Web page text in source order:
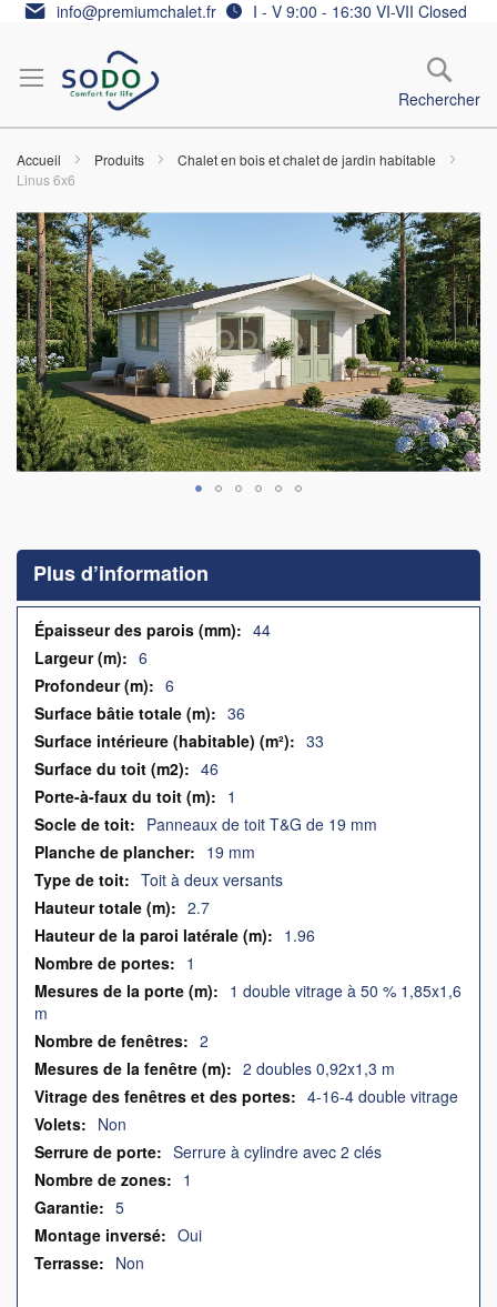
Allez info@premiumchalet.fr I - V 9:00 - 16:30 VI-VII Closed
Rechercher
Accueil Produits
Chalet en bois et chalet de jardin habitable
Linus 6x6
Skip
to
the
end
of
the
images
gallery
the
beginning
of
the
images
gallery
Plus d’information
Plus
d’information
44
6
6
36
33
46
1
Panneaux de toit T&G de 19 mm
19 mm
Toit à deux versants
2.7
1.96
1
1 double vitrage à 50 % 1,85x1,6
m
2
2 doubles 0,92x1,3 m
4-16-4 double vitrage
Non
Serrure à cylindre avec 2 clés
1
5
Oui
Non